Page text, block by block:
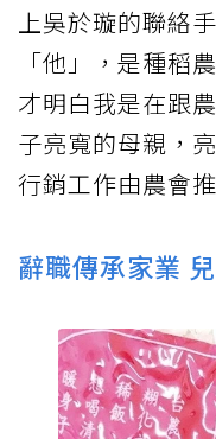
上吳於璇的聯絡
「他」，是種稻
才明白我是在跟
子亮寬的母親，
行銷工作由農會
辭職傳承家業